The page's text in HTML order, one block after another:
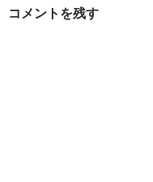
コメントを残す